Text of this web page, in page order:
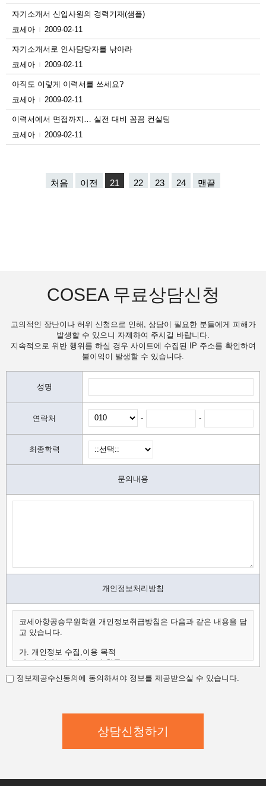
자기소개서 신입사원의 경력기재(샘플)
코세아
2009-02-11
자기소개서로 인사담당자를 낚아라
코세아
2009-02-11
아직도 이렇게 이력서를 쓰세요?
코세아
2009-02-11
이력서에서 면접까지… 실전 대비 꼼꼼 컨설팅
코세아
2009-02-11
처음 이전 21 22 23 24 맨끝
COSEA 무료상담신청
고의적인 장난이나 허위 신청으로 인해, 상담이 필요한 분들에게 피해가
발생할 수 있으니 자제하여 주시길 바랍니다.
지속적으로 위반 행위를 하실 경우 사이트에 수집된 IP 주소를 확인하여
불이익이 발생할 수 있습니다.
성명
연락처 - -
최종학력
문의내용
개인정보처리방침
코세아항공승무원학원 개인정보취급방침은 다음과 같은 내용을 담
고 있습니다.
가. 개인정보 수집,이용 목적
나. 수집하는 개인정보의 항목
다. 개인정보의 보유 및 이용 기간
가.개인정보 수집,이용 목적
코세아항공승무원학원은 다음과 같은 방법으로 개인정보를 수집합
- 홈페이지 내 상담신청(입학문의, 상담신청)
- 과정문의에 대한 학과담당자들의 전화 및 이메일 상담
나.수집하는 개인정보의 항목
정보제공수신동의에 동의하셔야 정보를 제공받으실 수 있습니다.